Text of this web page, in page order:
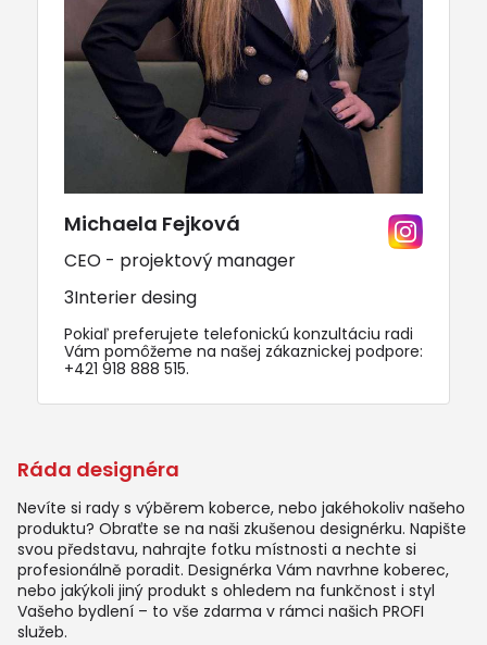
Ráda designéra
Nevíte si rady s výběrem koberce, nebo jakéhokoliv našeho
produktu? Obraťte se na naši zkušenou designérku. Napište
svou představu, nahrajte fotku místnosti a nechte si
profesionálně poradit. Designérka Vám navrhne koberec,
nebo jakýkoli jiný produkt s ohledem na funkčnost i styl
Vašeho bydlení – to vše zdarma v rámci našich PROFI
služeb.
Michaela Fejková
CEO - projektový manager
3Interier desing
Pokiaľ preferujete telefonickú konzultáciu radi
Vám pomôžeme na našej zákaznickej podpore:
+421 918 888 515.